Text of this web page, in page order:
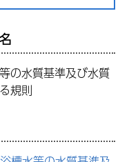
の水質基準及び水質
規則